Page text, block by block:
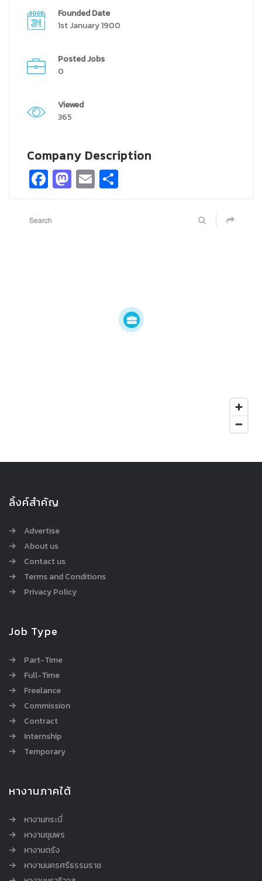
Founded Date
1st January 1900
Posted Jobs
0
Viewed
365
Company Description
Facebook
Mastodon
Email
ลิ้งค์สำคัญ
Advertise
About us
Contact us
Terms and Conditions
Privacy Policy
Job Type
Part-Time
Full-Time
Freelance
Commission
Contract
Internship
Temporary
หางานภาคใต้
หางานกระบี่
หางานชุมพร
หางานตรัง
หางานนครศรีธรรมราช